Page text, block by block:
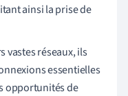
ainsi la prise de
vastes réseaux, ils
essentielles
opportunités de